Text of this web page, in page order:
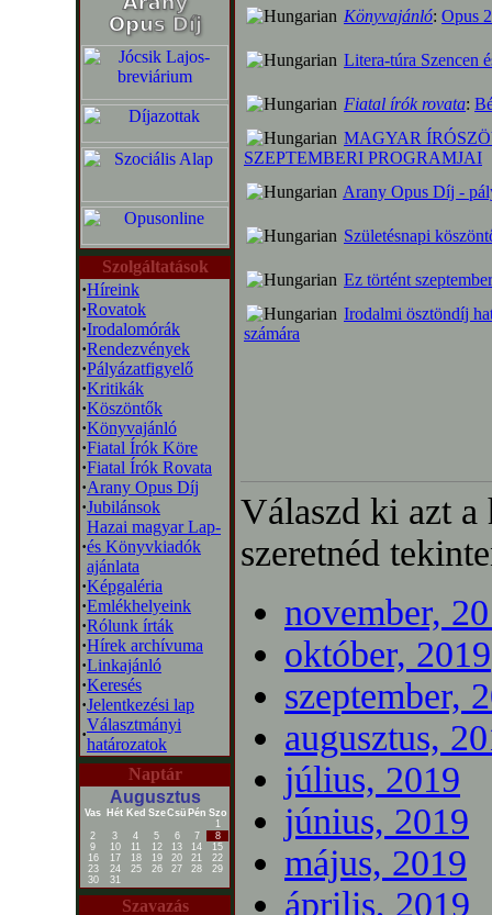
Szolgáltatások
·Híreink
·Rovatok
·Irodalomórák
·Rendezvények
·Pályázatfigyelő
·Kritikák
·Köszöntők
·Könyvajánló
·Fiatal Írók Köre
·Fiatal Írók Rovata
·Arany Opus Díj
·Jubilánsok
·
Hazai magyar Lap-
és Könyvkiadók
ajánlata
·Képgaléria
·Emlékhelyeink
·Rólunk írták
·Hírek archívuma
·Linkajánló
·Keresés
·Jelentkezési lap
·
Választmányi
határozatok
Naptár
Augusztus
Vas Hét Ked SzeCsü Pén Szo
1
2
3 4 5 6 7
8
9
10 11 12 13 14
15
16
17 18 19 20 21
22
23
24 25 26 27 28
29
30
31
Szavazás
Könyvajánló: Opus
Litera-túra Szencen
Fiatal írók rovata:
MAGYAR
SZEPTEMBERI PROGRAMJAI
Arany Opus Díj -
Születésnapi
Ez történt
Irodalmi ösztöndíj
számára
Válaszd ki azt
szeretnéd
november,
október, 2019
szeptember,
augusztus,
július, 2019
június, 2019
május, 2019
április, 2019